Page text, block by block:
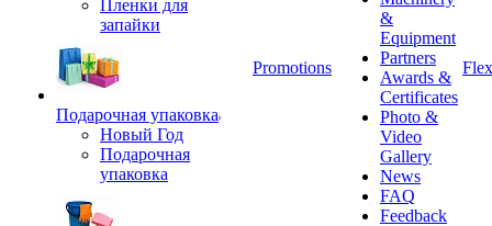
Пленки для
запайки
Подарочная упаковка
Новый Год
Подарочная
упаковка
Promotions
&
Equipment
Partners
Awards &
Certificates
Photo &
Video
Gallery
News
FAQ
Feedback